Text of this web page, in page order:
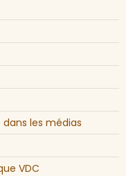
les médias
VDC